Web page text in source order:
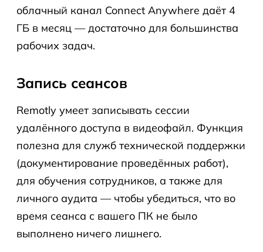
облачный канал Connect Anywhere даёт 4
ГБ в месяц — достаточно для большинства
рабочих задач.
Запись сеансов
Remotly умеет записывать сессии
удалённого доступа в видеофайл. Функция
полезна для служб технической поддержки
(документирование проведённых работ),
для обучения сотрудников, а также для
личного аудита — чтобы убедиться, что во
время сеанса с вашего ПК не было
выполнено ничего лишнего.